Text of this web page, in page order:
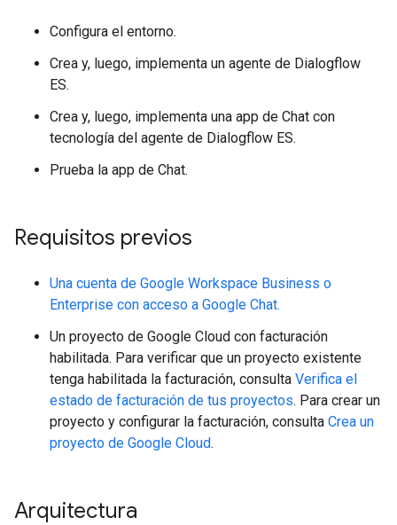
Configura el entorno.
Crea y, luego, implementa un agente de Dialogflow
ES.
Crea y, luego, implementa una app de Chat con
tecnología del agente de Dialogflow ES.
Prueba la app de Chat.
Requisitos previos
Una cuenta de Google Workspace Business o
Enterprise con acceso a Google Chat.
Un proyecto de Google Cloud con facturación
habilitada. Para verificar que un proyecto existente
tenga habilitada la facturación, consulta Verifica el
estado de facturación de tus proyectos. Para crear un
proyecto y configurar la facturación, consulta Crea un
proyecto de Google Cloud.
Arquitectura